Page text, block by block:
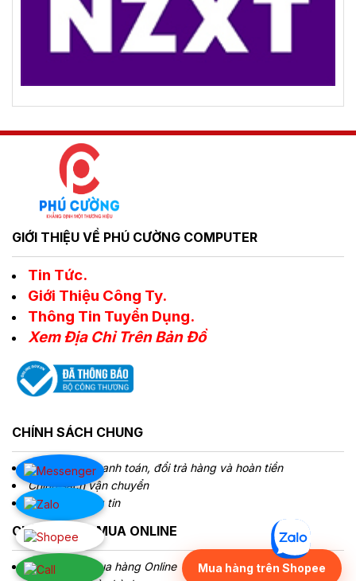
GIỚI THIỆU VỀ PHÚ CƯỜNG COMPUTER
Tin Tức.
Giới Thiệu Công Ty.
Thông Tin Tuyển Dụng.
Xem Địa Chỉ Trên Bản Đồ
CHÍNH SÁCH CHUNG
Chính sách Thanh toán, đổi trả hàng và hoàn tiền
Chính sách vận chuyển
Bảo mật thông tin
CHÍNH SÁCH MUA ONLINE
Hướng dẫn mua hàng Online
Mua hàng trên Shopee